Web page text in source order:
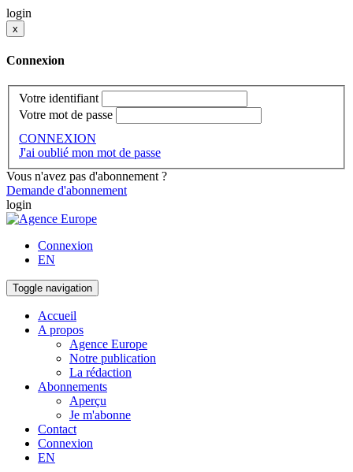
login
x
Connexion
Votre identifiant
Votre mot de passe
CONNEXION
J'ai oublié mon mot de passe
Vous n'avez pas d'abonnement ?
Demande d'abonnement
login
Connexion
EN
Toggle navigation
Accueil
A propos
Agence Europe
Notre publication
La rédaction
Abonnements
Aperçu
Je m'abonne
Contact
Connexion
EN